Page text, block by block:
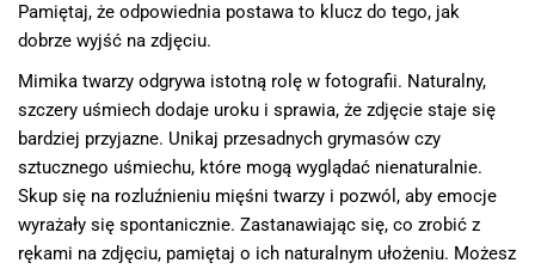
Pamiętaj, że odpowiednia postawa to klucz do tego, jak
dobrze wyjść na zdjęciu.
Mimika twarzy odgrywa istotną rolę w fotografii. Naturalny,
szczery uśmiech dodaje uroku i sprawia, że zdjęcie staje się
bardziej przyjazne. Unikaj przesadnych grymasów czy
sztucznego uśmiechu, które mogą wyglądać nienaturalnie.
Skup się na rozluźnieniu mięśni twarzy i pozwól, aby emocje
wyrażały się spontanicznie. Zastanawiając się, co zrobić z
rękami na zdjęciu, pamiętaj o ich naturalnym ułożeniu. Możesz